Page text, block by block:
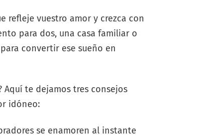
refleje vuestro amor y crezca con
para dos, una casa familiar o
convertir ese sueño en
Aquí te dejamos tres consejos
idóneo:
se enamoren al instante